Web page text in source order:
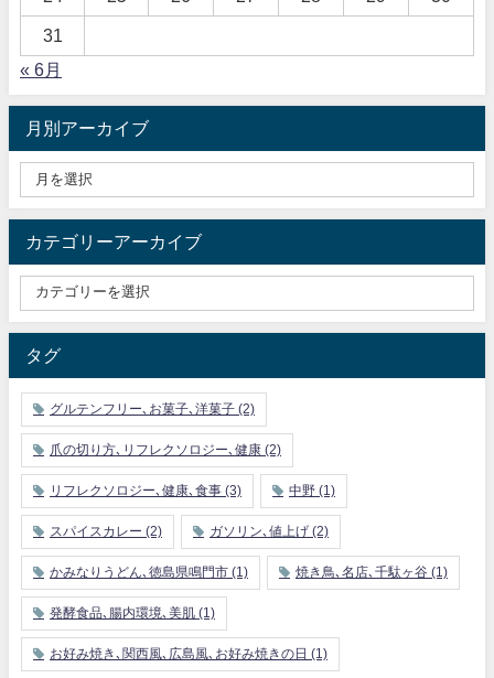
31
« 6月
月別アーカイブ
カテゴリーアーカイブ
タグ
グルテンフリー､お菓子､洋菓子 (2)
爪の切り方､リフレクソロジー､健康 (2)
リフレクソロジー､健康､食事 (3) 中野 (1)
スパイスカレー (2) ガソリン､値上げ (2)
かみなりうどん､徳島県鳴門市 (1) 焼き鳥､名店､千駄ヶ谷 (1)
発酵食品､腸内環境､美肌 (1)
お好み焼き､関西風､広島風､お好み焼きの日 (1)